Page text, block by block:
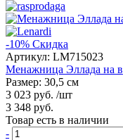
-10% Скидка
Артикул: LM715023
Менажница Эллада на
Размер: 30,5 см
3 023 руб. /шт
3 348 руб.
Товар есть в наличии
-